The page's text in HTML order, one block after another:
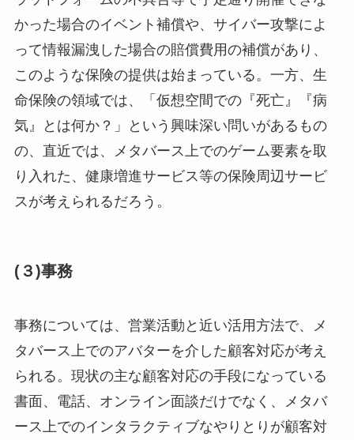
かった場合のイベント補償や、サイバー攻撃によ
って情報漏洩した場合の賠償費用の補償があり、
このような保険の提供は始まっている。一方、生
命保険の領域では、「仮想空間での『死亡』『病
気』とは何か？」という興味深い問いがあるもの
の、直近では、メタバース上でのゲーム要素を取
り入れた、健康増進サービス等の保険周辺サービ
スが考えられるだろう。
(３)事務
事務については、営業活動と近い活用方法で、メ
タバース上でのアバターを介した顧客対応が考え
られる。現状の主な顧客対応の手段になっている
書面、電話、オンライン面談だけでなく、メタバ
ース上でのインタラクティブなやりとりが顧客対